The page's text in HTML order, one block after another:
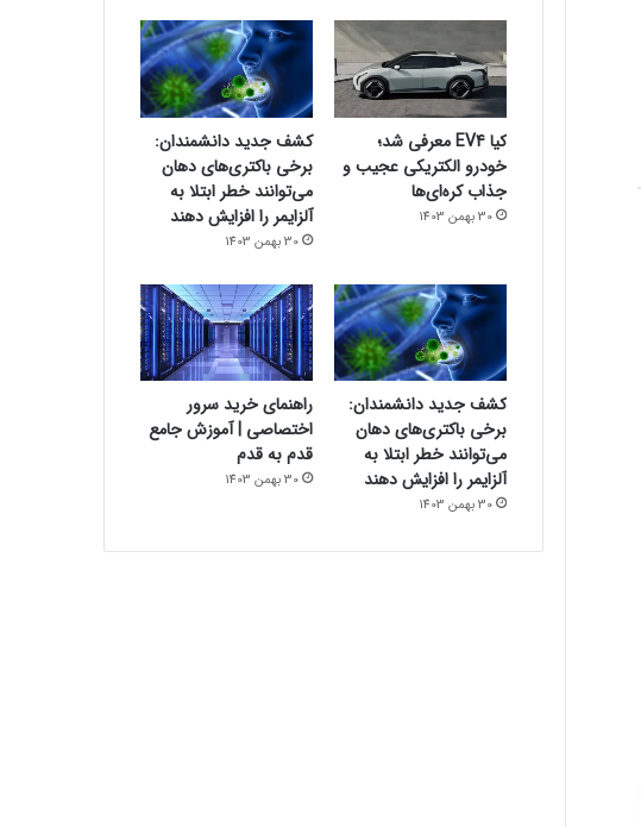
کیا EV4 معرفی شد؛
خودرو الکتریکی عجیب و
جذاب کره‌ای‌ها
30 بهمن 1403
کشف جدید دانشمندان:
برخی باکتری‌های دهان
می‌توانند خطر ابتلا به
آلزایمر را افزایش دهند
30 بهمن 1403
کشف جدید دانشمندان:
برخی باکتری‌های دهان
می‌توانند خطر ابتلا به
آلزایمر را افزایش دهند
30 بهمن 1403
راهنمای خرید سرور
اختصاصی | آموزش جامع
قدم به قدم
30 بهمن 1403